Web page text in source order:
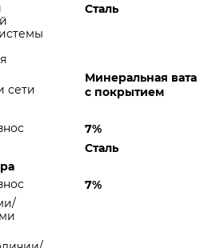
Сталь
сети
Минеральная вата
с покрытием
7%
Сталь
7%